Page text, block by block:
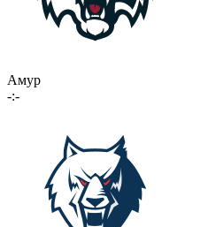
Амур
-:-